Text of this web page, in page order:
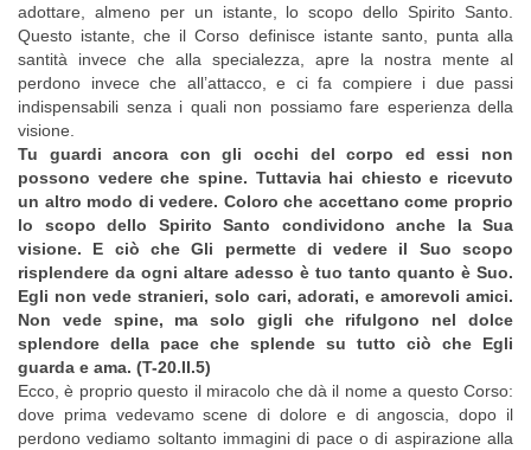
adottare, almeno per un istante, lo scopo dello Spirito Santo.
Questo istante, che il Corso definisce istante santo, punta alla
santità invece che alla specialezza, apre la nostra mente al
perdono invece che all’attacco, e ci fa compiere i due passi
indispensabili senza i quali non possiamo fare esperienza della
visione.
Tu guardi ancora con gli occhi del corpo ed essi non
possono vedere che spine. Tuttavia hai chiesto e ricevuto
un altro modo di vedere. Coloro che accettano come proprio
lo scopo dello Spirito Santo condividono anche la Sua
visione. E ciò che Gli permette di vedere il Suo scopo
risplendere da ogni altare adesso è tuo tanto quanto è Suo.
Egli non vede stranieri, solo cari, adorati, e amorevoli amici.
Non vede spine, ma solo gigli che rifulgono nel dolce
splendore della pace che splende su tutto ciò che Egli
guarda e ama. (T-20.II.5)
Ecco, è proprio questo il miracolo che dà il nome a questo Corso:
dove prima vedevamo scene di dolore e di angoscia, dopo il
perdono vediamo soltanto immagini di pace o di aspirazione alla